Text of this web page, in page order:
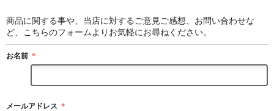
商品に関する事や、当店に対するご意見ご感想、お問い合わせな
ど、こちらのフォームよりお気軽にお尋ねください。
お名前 ＊
メールアドレス ＊